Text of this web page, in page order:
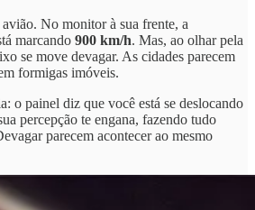
No monitor à sua frente, a
marcando 900 km/h. Mas, ao olhar pela
se move devagar. As cidades parecem
formigas imóveis.
o painel diz que você está se deslocando
percepção te engana, fazendo tudo
parecem acontecer ao mesmo